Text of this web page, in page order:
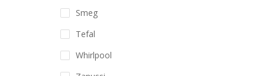
Smeg
Tefal
Whirlpool